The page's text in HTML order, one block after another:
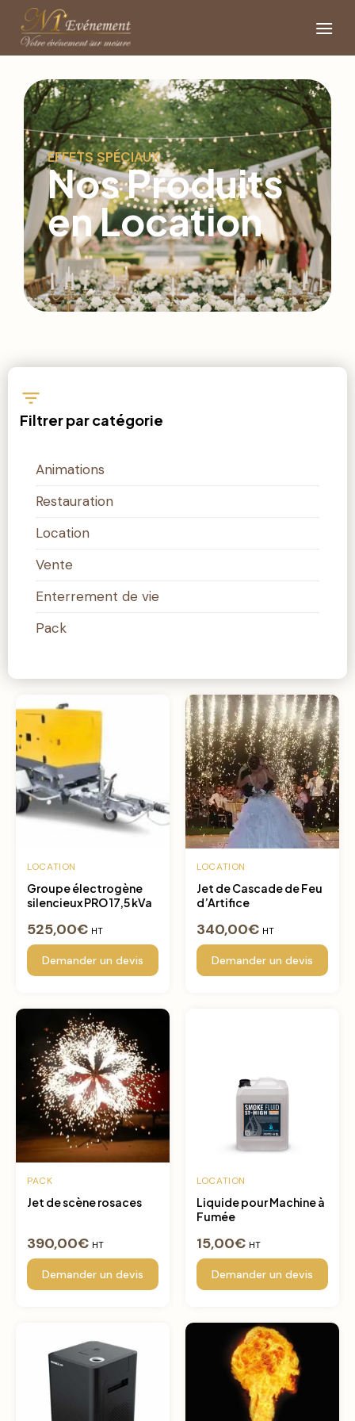
EFFETS SPÉCIAUX
Nos Produits
en Location
Filtrer par catégorie
Animations
Restauration
Location
Vente
Enterrement de vie
Pack
LOCATION
Groupe électrogène
silencieux PRO 17,5 kVa
525,00€ HT
Demander un devis
LOCATION
Jet de Cascade de Feu
d’Artifice
340,00€ HT
Demander un devis
PACK
Jet de scène rosaces
390,00€ HT
Demander un devis
LOCATION
Liquide pour Machine à
Fumée
15,00€ HT
Demander un devis